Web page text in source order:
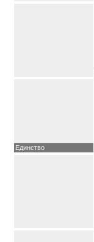
Единство